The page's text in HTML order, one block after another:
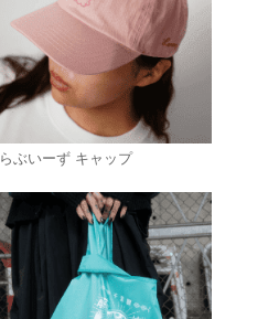
らぶいーず キャップ